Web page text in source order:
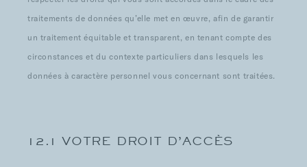
traitements de données qu’elle met en œuvre, afin de garantir
un traitement équitable et transparent, en tenant compte des
circonstances et du contexte particuliers dans lesquels les
données à caractère personnel vous concernant sont traitées.
12.1 VOTRE DROIT D’ACCÈS